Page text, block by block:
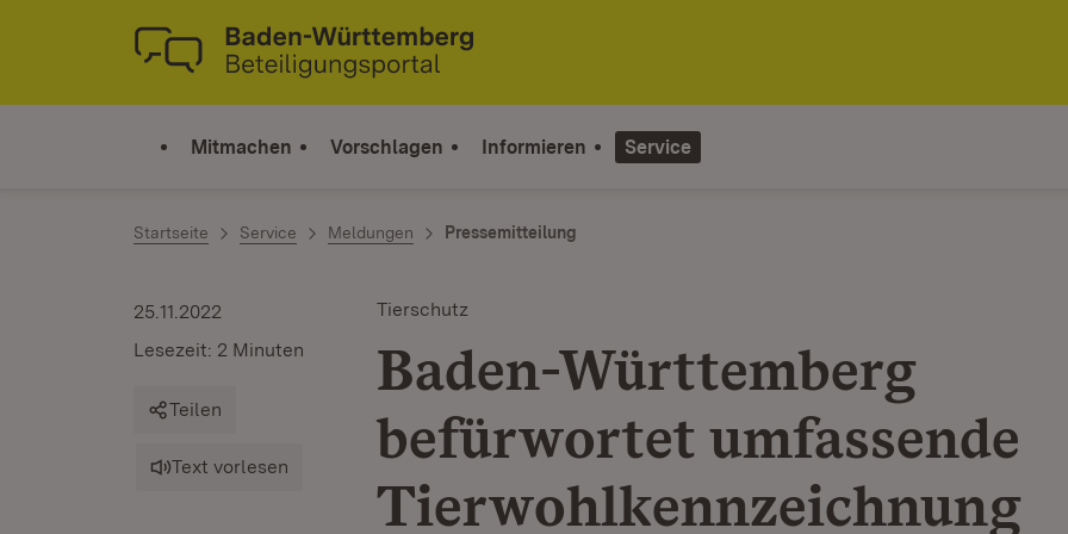
Zum Inhalt springen
Link zur Startseite
Mitmachen Vorschlagen Informieren Service
Startseite Service Meldungen Pressemitteilung
Tierschutz
Baden-Württemberg
befürwortet umfassende
Tierwohlkennzeichnung
25.11.2022
Lesezeit: 2 Minuten
Teilen
Text vorlesen